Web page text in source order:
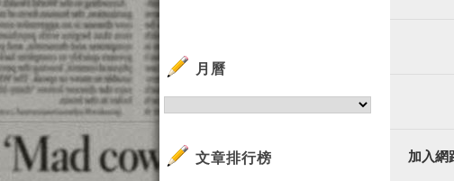
加入網
月曆
文章排行榜